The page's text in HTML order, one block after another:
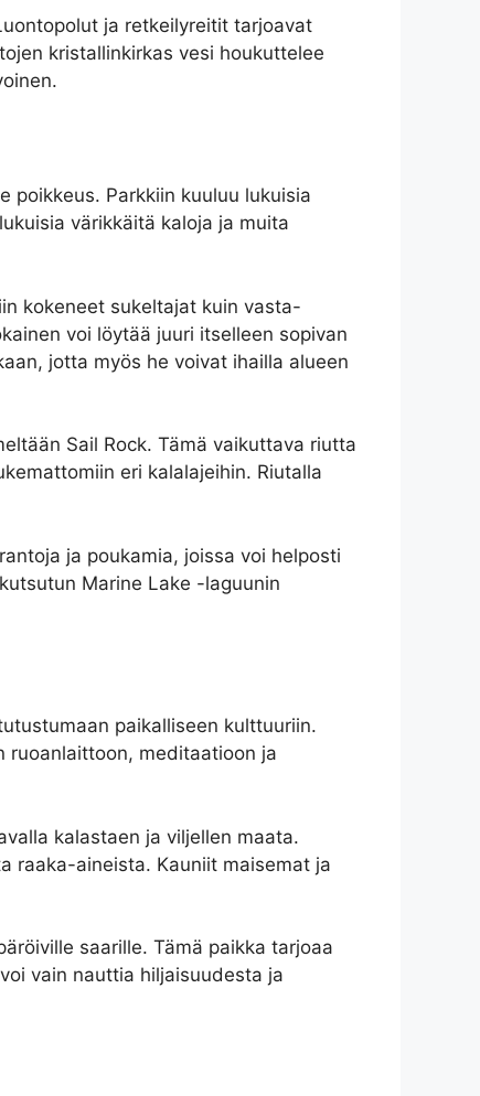
ja retkeilyreitit tarjoavat
kristallinkirkas vesi houkuttelee
poikkeus. Parkkiin kuuluu lukuisia
värikkäitä kaloja ja muita
kokeneet sukeltajat kuin vasta-
voi löytää juuri itselleen sopivan
jotta myös he voivat ihailla alueen
Sail Rock. Tämä vaikuttava riutta
eri kalalajeihin. Riutalla
ja poukamia, joissa voi helposti
Marine Lake -laguunin
paikalliseen kulttuuriin.
ruoanlaittoon, meditaatioon ja
kalastaen ja viljellen maata.
raaka-aineista. Kauniit maisemat ja
saarille. Tämä paikka tarjoaa
vain nauttia hiljaisuudesta ja